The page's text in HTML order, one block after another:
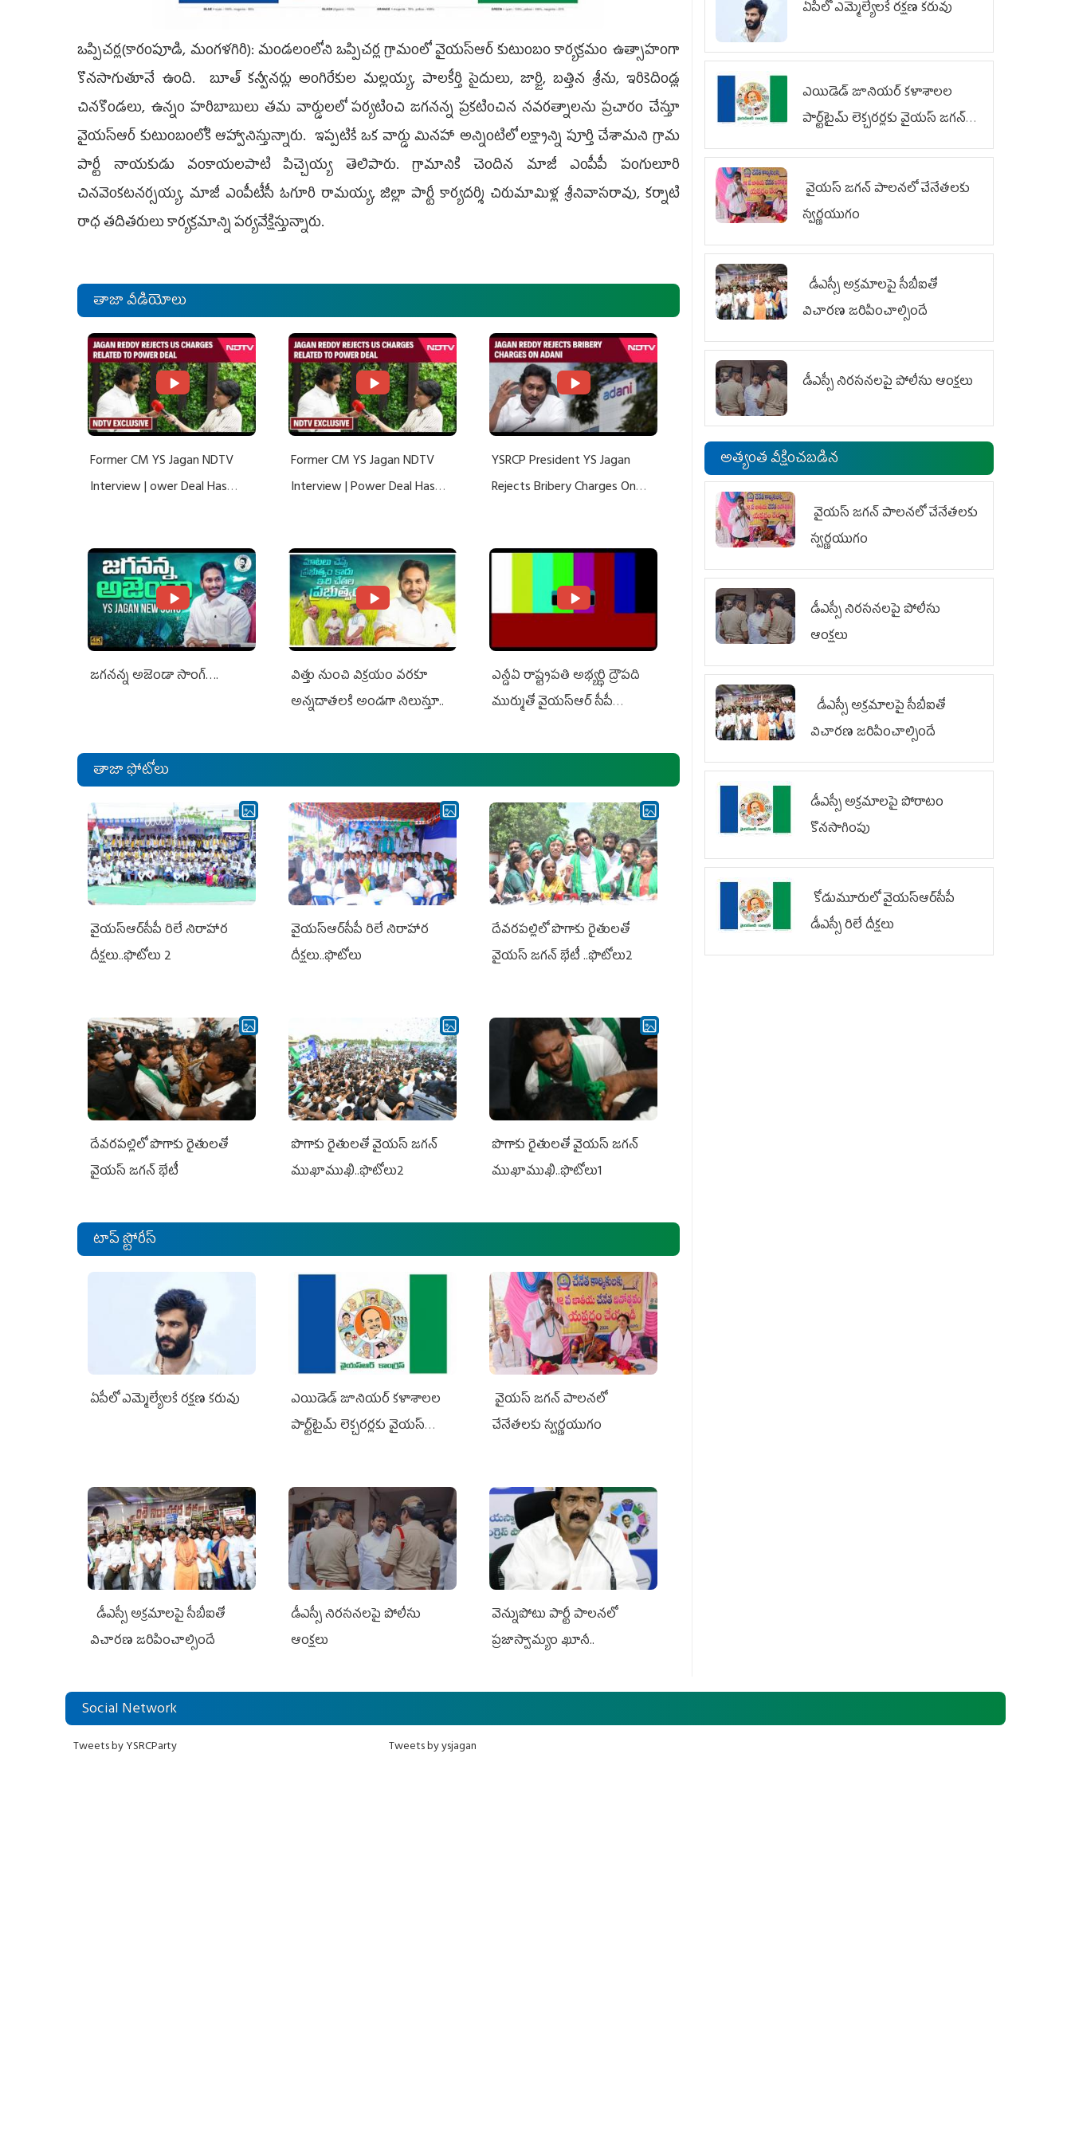
ఒప్పిచర్ల(కారంపూడి, మంగ‌ళ‌గిరి): మండలంలోని ఒప్పిచర్ల గ్రామంలో వైయ‌స్ఆర్ కుటుంబం కార్య‌క్ర‌మం ఉత్సాహంగా
కొన‌సాగుతూనే ఉంది. బూత్‌ కన్వీనర్లు అంగిరేకుల మల్లయ్య, పాలకీర్తి సైదులు, జార్జి, బత్తిన శ్రీను, ఇరికెదిండ్ల
చినకొండలు, ఉన్నం హరిబాబులు తమ వార్డులలో పర్యటించి జగనన్న ప్రకటించిన నవరత్నాలను ప్రచారం చేస్తూ
వైయ‌స్ఆర్ కుటుంబంలోకి ఆహ్వానిస్తున్నారు. ఇప్పటికే ఒక వార్డు మినహా అన్నింటిలో లక్ష్యాన్ని పూర్తి చేశామని గ్రామ
పార్టీ నాయకుడు వంకాయలపాటి పిచ్చెయ్య తెలిపారు. గ్రామానికి చెందిన మాజీ ఎంపీపీ పంగులూరి
చినవెంకటనర్సయ్య, మాజీ ఎంపీటీసీ ఓగూరి రామయ్య, జిల్లా పార్టీ కార్యదర్శి చిరుమామిళ్ల శ్రీనివాసరావు, కర్నాటి
రాధ తదితరులు కార్యక్రమాన్ని పర్యవేక్షిస్తున్నారు.
తాజా వీడియోలు
Former CM YS Jagan NDTV
Interview | ower Deal Has
Former CM YS Jagan NDTV
Interview | Power Deal Has
YSRCP President YS Jagan
Rejects Bribery Charges On
జగనన్న అజెండా సాంగ్….
విత్తు నుంచి విక్రయం వరకూ
అన్నదాతలకి అండగా నిలుస్తూ..
ఎన్డీఏ రాష్ట్ర‌ప‌తి అభ్య‌ర్థి ద్రౌప‌ది
ముర్ముతో వైయ‌స్ఆర్ సీపీ
ఎమ్మెల్యేలు, ఎంపీల స‌మావేశం
తాజా ఫోటోలు
వైయ‌స్ఆర్‌సీపీ రిలే నిరాహార
దీక్షలు..ఫొటోలు 2
వైయ‌స్ఆర్‌సీపీ రిలే నిరాహార
దీక్షలు..ఫొటోలు
దేవరపల్లిలో పొగాకు రైతులతో
వైయస్ జగన్ భేటీ ..ఫొటోలు2
దేవరపల్లిలో పొగాకు రైతులతో
వైయస్ జగన్ భేటీ
పొగాకు రైతుల‌తో వైయ‌స్ జ‌గ‌న్
ముఖాముఖి..ఫొటోలు2
పొగాకు రైతుల‌తో వైయ‌స్ జ‌గ‌న్
ముఖాముఖి..ఫొటోలు1
టాప్ స్టోరీస్
ఏపీలో ఎమ్మెల్యేల‌కే ర‌క్ష‌ణ క‌రువు
ఎయిడెడ్‌ జూనియర్‌ కళాశాలల
పార్ట్‌టైమ్‌ లెక్చరర్లకు వైయ‌స్
వైయ‌స్ జగన్ పాలనలో
చేనేతలకు స్వర్ణయుగం
డీఎస్సీ అక్రమాలపై సీబీఐతో
విచారణ జరిపించాల్సిందే
డీఎస్సీ నిరసనలపై పోలీసు
ఆంక్షలు
వెన్నుపోటు పార్టీ పాలనలో
ప్రజాస్వామ్యం ఖూనీ..
ఏపీలో ఎమ్మెల్యేల‌కే ర‌క్ష‌ణ క‌రువు
ఎయిడెడ్‌ జూనియర్‌ కళాశాలల
పార్ట్‌టైమ్‌ లెక్చరర్లకు వైయ‌స్ జగన్
భరోసా
వైయ‌స్ జగన్ పాలనలో చేనేతలకు
స్వర్ణయుగం
డీఎస్సీ అక్రమాలపై సీబీఐతో
విచారణ జరిపించాల్సిందే
డీఎస్సీ నిరసనలపై పోలీసు ఆంక్షలు
అత్యంత వీక్షించబడిన
వైయ‌స్ జగన్ పాలనలో చేనేతలకు
స్వర్ణయుగం
డీఎస్సీ నిరసనలపై పోలీసు
ఆంక్షలు
డీఎస్సీ అక్రమాలపై సీబీఐతో
విచారణ జరిపించాల్సిందే
డీఎస్సీ అక్రమాలపై పోరాటం
కొనసాగింపు
కోడుమూరులో వైయ‌స్ఆర్‌సీపీ
డీఎస్సీ రిలే దీక్షలు
Social Network
Tweets by YSRCParty Tweets by ysjagan